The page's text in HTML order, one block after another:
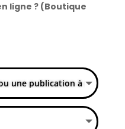
ligne ? (Boutique